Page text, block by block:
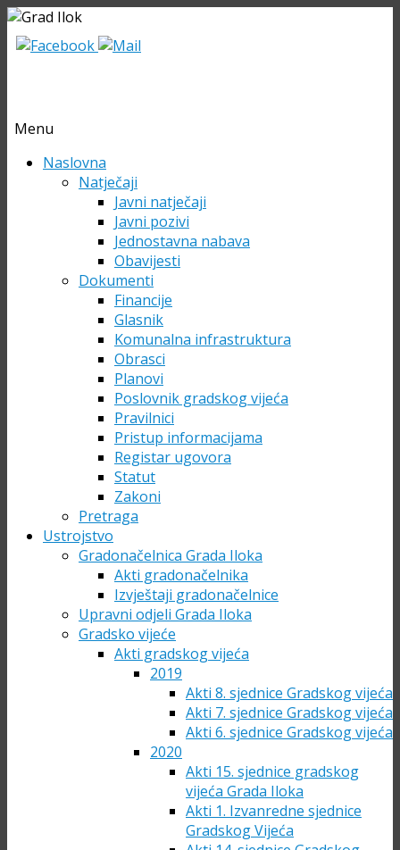
Menu
Skip Naslovna
Natječaji
Javni natječaji
Javni pozivi
Jednostavna nabava
Obavijesti
Dokumenti
Financije
Glasnik
Komunalna infrastruktura
Obrasci
Planovi
Poslovnik gradskog vijeća
Pravilnici
Pristup informacijama
Registar ugovora
Statut
Zakoni
Pretraga
Ustrojstvo
Gradonačelnica Grada Iloka
Akti gradonačelnika
Izvještaji gradonačelnice
Upravni odjeli Grada Iloka
Gradsko vijeće
Akti gradskog vijeća
2019
Akti 8. sjednice Gradskog vijeća
Akti 7. sjednice Gradskog vijeća
Akti 6. sjednice Gradskog vijeća
2020
Akti 15. sjednice gradskog
vijeća Grada Iloka
Akti 1. Izvanredne sjednice
Gradskog Vijeća